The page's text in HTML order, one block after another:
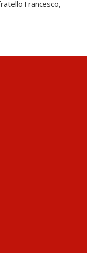
Francesco,